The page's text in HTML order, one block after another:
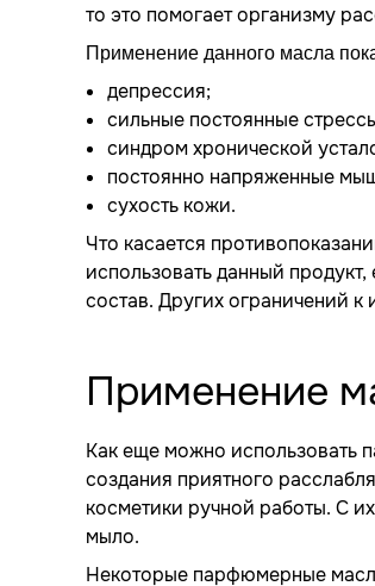
то это помогает организму
Применение данного масла
депрессия;
сильные постоянные
синдром хронической
постоянно напряженные
сухость кожи.
Что касается
использовать данный
состав. Других ограничений к
Применение
Как еще можно использовать
создания приятного
косметики ручной работы. С
мыло.
Некоторые парфюмерные